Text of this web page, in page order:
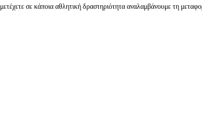
σε κάποια αθλητική δραστηριότητα αναλαμβάνουμε τη